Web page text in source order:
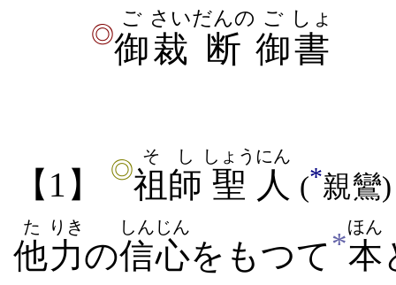
◎御
ご
裁
さい
断
だんの
御
ご
書
しょ
【1】 ◎祖師
そし
聖
しょう
人
にん
(*親鸞)
他
た
力
りき
の信心
しんじん
をもつて*本
ほん